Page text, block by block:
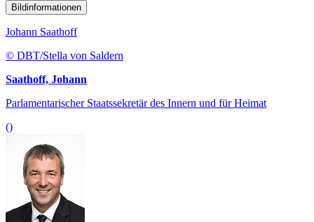
Bildinformationen
Johann Saathoff
© DBT/Stella von Saldern
Saathoff, Johann
Parlamentarischer Staatssekretär des Innern und für Heimat
()